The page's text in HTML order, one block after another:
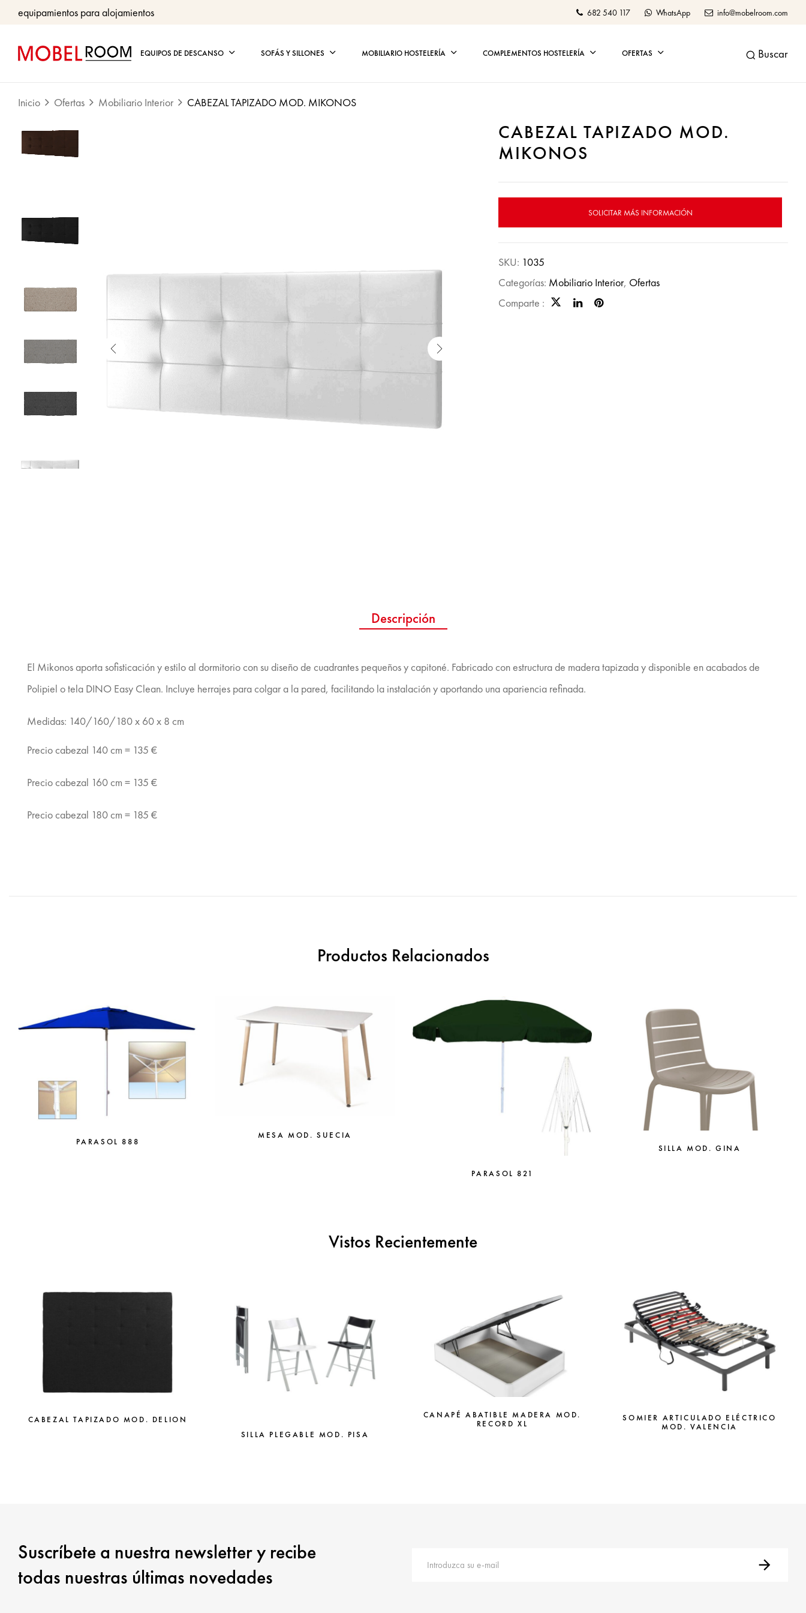
equipamientos para alojamientos 682 540 117 WhatsApp info@mobelroom.com
EQUIPOS DE DESCANSO SOFÁS Y SILLONES MOBILIARIO HOSTELERÍA COMPLEMENTOS HOSTELERÍA OFERTAS Buscar
Inicio Ofertas Mobiliario Interior CABEZAL TAPIZADO MOD. MIKONOS
CABEZAL TAPIZADO MOD.
MIKONOS
SOLICITAR MÁS INFORMACIÓN
SKU: 1035
Categorías: Mobiliario Interior, Ofertas
Comparte :
Descripción
El Mikonos aporta sofisticación y estilo al dormitorio con su diseño de cuadrantes pequeños y capitoné. Fabricado con estructura de madera tapizada y disponible en acabados de
Polipiel o tela DINO Easy Clean. Incluye herrajes para colgar a la pared, facilitando la instalación y aportando una apariencia refinada.
Medidas: 140/160/180 x 60 x 8 cm
Precio cabezal 140 cm = 135 €
Precio cabezal 160 cm = 135 €
Precio cabezal 180 cm = 185 €
Productos Relacionados
PARASOL 888
MESA MOD. SUECIA
PARASOL 821
SILLA MOD. GINA
Vistos Recientemente
CABEZAL TAPIZADO MOD. DELION
SILLA PLEGABLE MOD. PISA
CANAPÉ ABATIBLE MADERA MOD.
RECORD XL
SOMIER ARTICULADO ELÉCTRICO
MOD. VALENCIA
Suscríbete a nuestra newsletter y recibe
todas nuestras últimas novedades